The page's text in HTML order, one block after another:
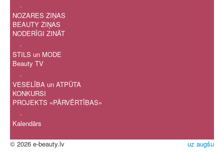
.
NOZARES ZIŅAS
BEAUTY ZIŅAS
NODERĪGI ZINĀT
.
STILS un MODE
Beauty TV
.
VESELĪBA un ATPŪTA
KONKURSI
PROJEKTS «PĀRVĒRTĪBAS»
.
Kalendārs
uz augšu
© 2026 e-beauty.lv